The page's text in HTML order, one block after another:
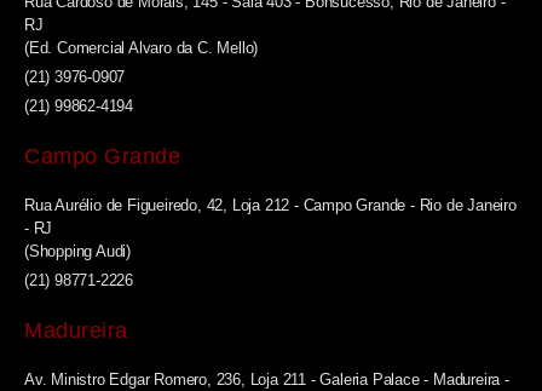
RJ
(Ed. Comercial Alvaro da C. Mello)
(21) 3976-0907
(21) 99862-4194
Campo Grande
Rua Aurélio de Figueiredo, 42, Loja 212 - Campo Grande - Rio de Janeiro
- RJ
(Shopping Audi)
(21) 98771-2226
Madureira
Av. Ministro Edgar Romero, 236, Loja 211 - Galeria Palace - Madureira -